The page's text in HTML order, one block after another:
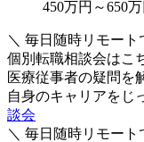
450万円～650万
＼ 毎日随時リモート
個別転職相談会はこ
医療従事者の疑問を
自身のキャリアをじ
談会
＼ 毎日随時リモート